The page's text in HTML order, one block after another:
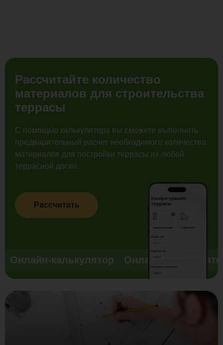
Рассчитайте количество
материалов для строительства
террасы
С помощью калькулятора вы сможете выполнить
предварительный расчет необходимого количества
материалов для постройки террасы из любой
террасной доски.
Рассчитать
Онлайн-калькулятор Онлайн-